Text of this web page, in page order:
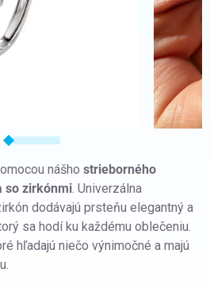
nášho strieborného
so zirkónmi. Univerzálna
dodávajú prsteňu elegantný a
sa hodí ku každému oblečeniu.
hľadajú niečo výnimočné a majú